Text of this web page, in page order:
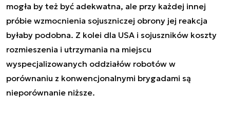
mogła by też być adekwatna, ale przy każdej innej
próbie wzmocnienia sojuszniczej obrony jej reakcja
byłaby podobna. Z kolei dla USA i sojuszników koszty
rozmieszenia i utrzymania na miejscu
wyspecjalizowanych oddziałów robotów w
porównaniu z konwencjonalnymi brygadami są
nieporównanie niższe.